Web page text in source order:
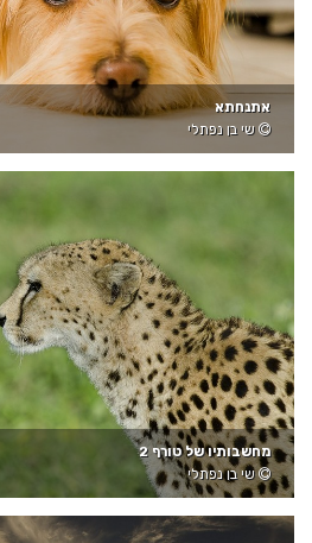
אתנחתא
שי בן נפתלי
מחשבותיו של טורף 2
שי בן נפתלי